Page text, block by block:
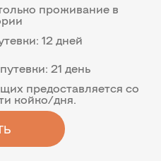
проживание в
12 дней
21 день
предоставляется со
койко/дня.